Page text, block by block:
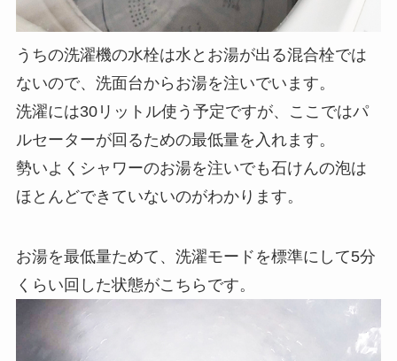
うちの洗濯機の水栓は水とお湯が出る混合栓では
ないので、洗面台からお湯を注いでいます。
洗濯には30リットル使う予定ですが、ここではパ
ルセーターが回るための最低量を入れます。
勢いよくシャワーのお湯を注いでも石けんの泡は
ほとんどできていないのがわかります。
お湯を最低量ためて、洗濯モードを標準にして5分
くらい回した状態がこちらです。